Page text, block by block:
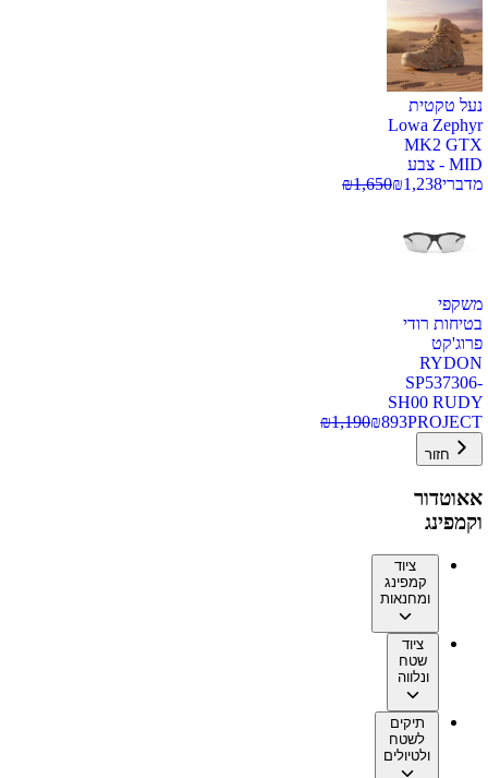
נעל טקטית
Lowa Zephyr
MK2 GTX
MID - צבע
מדברי
₪1,238
₪1,650
משקפי
בטיחות רודי
פרוג'קט
RYDON
SP537306-
SH00 RUDY
PROJECT
₪893
₪1,190
חזור
אאוטדור
וקמפינג
ציוד
קמפינג
ומחנאות
ציוד
שטח
ונלווה
תיקים
לשטח
ולטיולים